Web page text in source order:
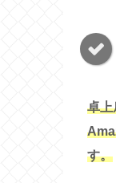
卓上
す。